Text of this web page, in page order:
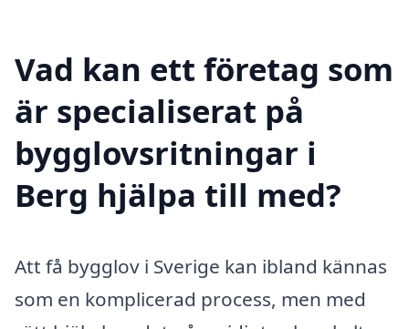
Vad kan ett företag som
är specialiserat på
bygglovsritningar i
Berg hjälpa till med?
Att få bygglov i Sverige kan ibland kännas
som en komplicerad process, men med